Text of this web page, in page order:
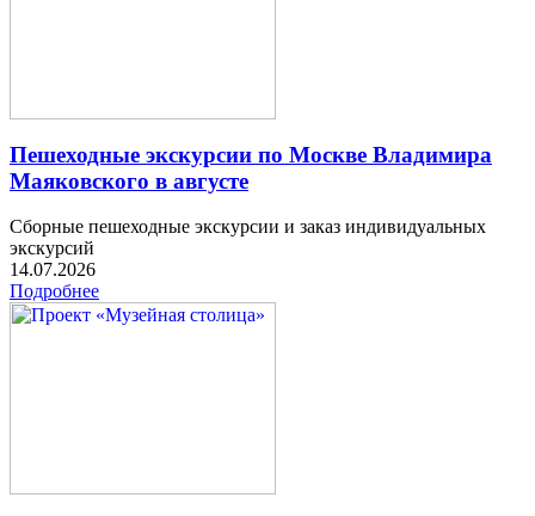
Пешеходные экскурсии по Москве Владимира
Маяковского в августе
Сборные пешеходные экскурсии и заказ индивидуальных
экскурсий
14.07.2026
Подробнее